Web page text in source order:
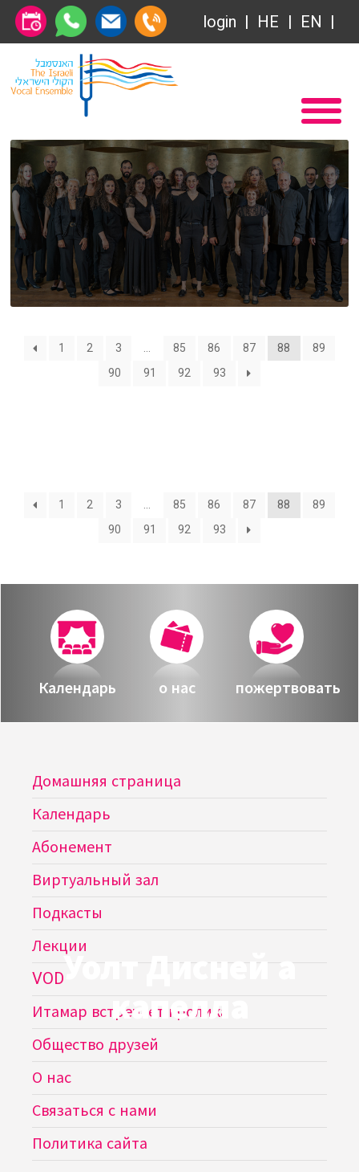
Общество друзей
Передачи
VOD
Связаться с нами
О нас
за голосом
Магия голоса
Виртуальный зал
login HE EN
Главная
Вступление в Общество друзей Ансамбля
Общество друзей
Абонемент
Передачи
VOD
Политика сайта
Уолт Дисней а
капелла
1 2 3 … 85 86 87 88
89
90
91 92 93
1 2 3 … 85 86 87 88
89
90
91 92 93
Календарь о нас пожертвовать
Домашняя страница
Календарь
Абонемент
Виртуальный зал
Подкасты
Лекции
VOD
Итамар встречает кролика
Общество друзей
О нас
Связаться с нами
Политика сайта